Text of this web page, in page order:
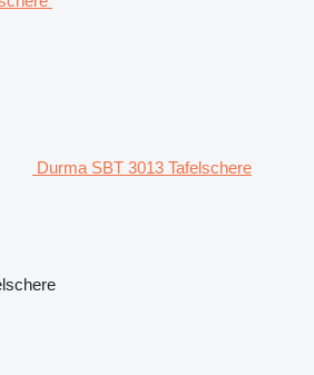
Durma SBT 3013 Tafelschere